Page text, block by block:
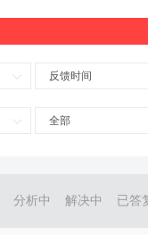
反馈时间
全部
分析中 解决中 已答